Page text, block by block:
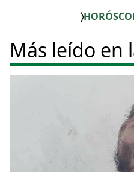
Más leído en